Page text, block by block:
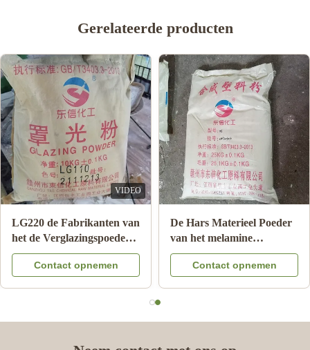
Gerelateerde producten
VIDEO
LG220 de Fabrikanten van
het de Verglazingspoeder
van het melaminevaatwerk
voor het Glanzen HS van
Contact opnemen
De Hars Materieel Poeder
van het melamine
Chemisch Afgietsel voor
Melaminevaatwerk die A5
Contact opnemen